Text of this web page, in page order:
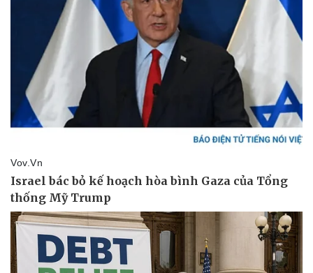
Thể thao
Bóng đá
Lịch thi đấu bóng đá
Ô tô - Xe máy
Ô tô
Xe máy